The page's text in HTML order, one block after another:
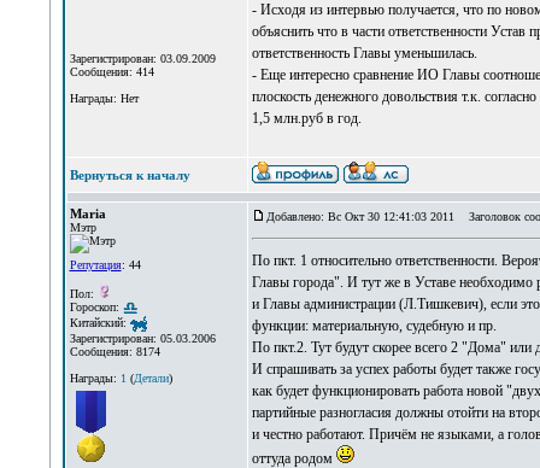
Зарегистрирован: 03.09.2009
Сообщения: 414
Награды: Нет
- Исходя из интервью получается, что по
объяснить что в части ответственности Устав
ответственность Главы уменьшилась.
- Еще интересно сравнение ИО Главы
плоскость денежного довольствия т.к.
1,5 млн.руб в год.
Вернуться к началу
Maria
Мэтр
Репутация: 44
Пол:
Гороскоп:
Китайский:
Зарегистрирован: 05.03.2006
Сообщения: 8174
Награды: 1(Детали)
Добавлено: Вс Окт 30 12:41:03 2011 Заголовок
По пкт. 1 относительно ответственности.
Главы города". И тут же в Уставе необходимо
и Главы администрации (Л.Тишкевич), если это
функции: материальную, судебную и пр.
По пкт.2. Тут будут скорее всего 2 "Дома" или
И спрашивать за успех работы будет также
как будет функционировать работа новой
партийные разногласия должны отойти на
и честно работают. Причём не языками, а
оттуда родом